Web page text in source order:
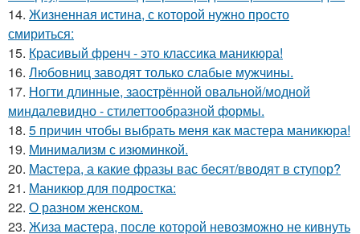
14. Жизненная истина, с которой нужно просто
смириться:
15. Красивый френч - это классика маникюра!
16. Любовниц заводят только слабые мужчины.
17. Ногти длинные, заострённой овальной/модной
миндалевидно - стилеттообразной формы.
18. 5 причин чтобы выбрать меня как мастера маникюра!
19. Минимализм с изюминкой.
20. Мастера, а какие фразы вас бесят/вводят в ступор?
21. Маникюр для подростка:
22. О разном женском.
23. Жиза мастера, после которой невозможно не кивнуть